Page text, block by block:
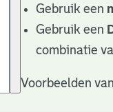
Gebruik een
Gebruik een
combinatie
Voorbeelden